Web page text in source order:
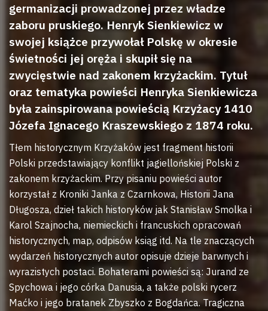
germanizacji prowadzonej przez władze
zaboru pruskiego. Henryk Sienkiewicz w
swojej książce przywołał Polskę w okresie
świetności jej oręża i skupił się na
zwycięstwie nad zakonem krzyżackim. Tytuł
oraz tematyka powieści Henryka Sienkiewicza
była zainspirowana powieścią Krzyżacy 1410
Józefa Ignacego Kraszewskiego z 1874 roku.
Tłem historycznym Krzyżaków jest fragment historii
Polski przedstawiający konflikt jagiellońskiej Polski z
zakonem krzyżackim. Przy pisaniu powieści autor
korzystał z Kroniki Janka z Czarnkowa, Historii Jana
Długosza, dzieł takich historyków jak Stanisław Smolka i
Karol Szajnocha, niemieckich i francuskich opracowań
historycznych, map, odpisów ksiąg itd. Na tle znaczących
wydarzeń historycznych autor opisuje dzieje barwnych i
wyrazistych postaci. Bohaterami powieści są: Jurand ze
Spychowa i jego córka Danusia, a także polski rycerz
Maćko i jego bratanek Zbyszko z Bogdańca. Tragiczna